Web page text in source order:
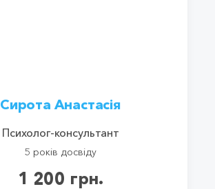
Сирота Анастасія
Психолог-консультант
5 років досвіду
1 200 грн.